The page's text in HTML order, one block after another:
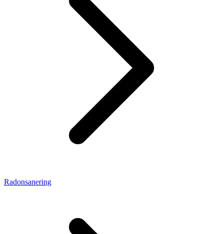
Radonsanering